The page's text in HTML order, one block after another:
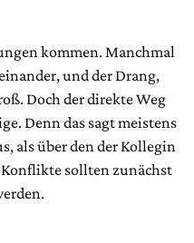
kommen. Manchmal
und der Drang,
Doch der direkte Weg
Denn das sagt meistens
als über den der Kollegin
Konflikte sollten zunächst